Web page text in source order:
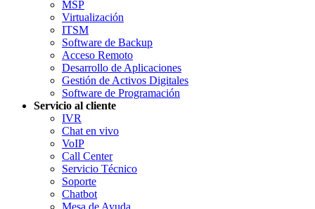
MSP
Virtualización
ITSM
Software de Backup
Acceso Remoto
Desarrollo de Aplicaciones
Gestión de Activos Digitales
Software de Programación
Servicio al cliente
IVR
Chat en vivo
VoIP
Call Center
Servicio Técnico
Soporte
Chatbot